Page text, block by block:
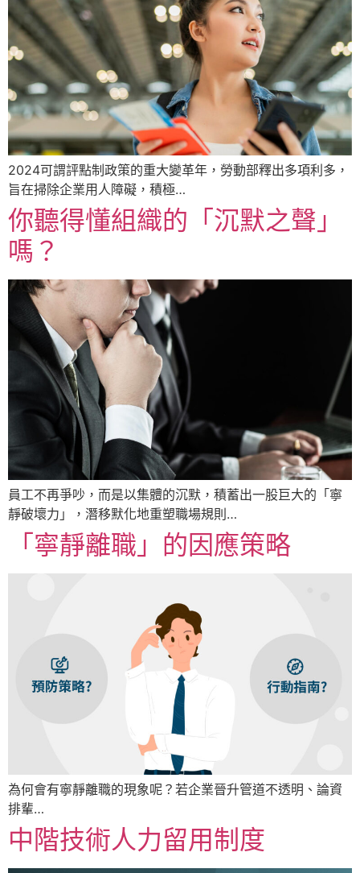
2024可謂評點制政策的重大變革年，勞動部釋出多項利多，
旨在掃除企業用人障礙，積極…
你聽得懂組織的「沉默之聲」
嗎？
員工不再爭吵，而是以集體的沉默，積蓄出一股巨大的「寧
靜破壞力」，潛移默化地重塑職場規則…
「寧靜離職」的因應策略
為何會有寧靜離職的現象呢？若企業晉升管道不透明、論資
排輩…
中階技術人力留用制度